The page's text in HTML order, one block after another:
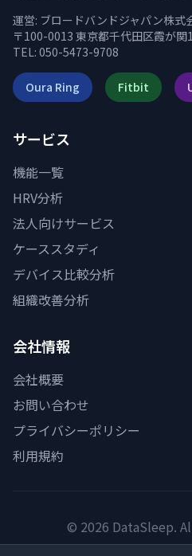
運営: ブロードバンドジャパン株式
〒100-0013 東京都千代田区霞が
TEL: 050-5473-9708
Oura Ring Fitbit
サービス
機能一覧
HRV分析
法人向けサービス
ケーススタディ
デバイス比較分析
組織改善分析
会社情報
会社概要
お問い合わせ
プライバシーポリシー
利用規約
© 2026 DataSleep.